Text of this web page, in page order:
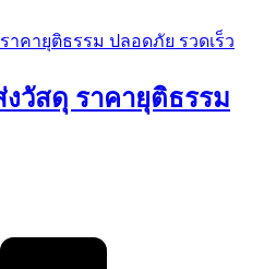
วัสดุ ราคายุติธรรม